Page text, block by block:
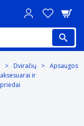
Dviračių
aksesuarai ir
priedai
Apsaugos